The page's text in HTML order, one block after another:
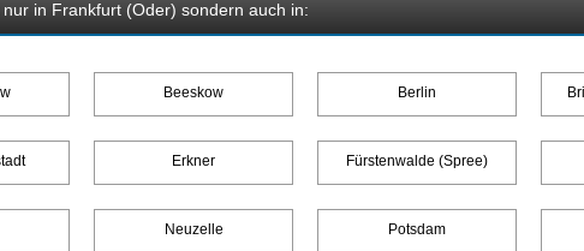
in Frankfurt (Oder) sondern auch in:
Beeskow Berlin
Erkner Fürstenwalde (Spree)
Neuzelle Potsdam